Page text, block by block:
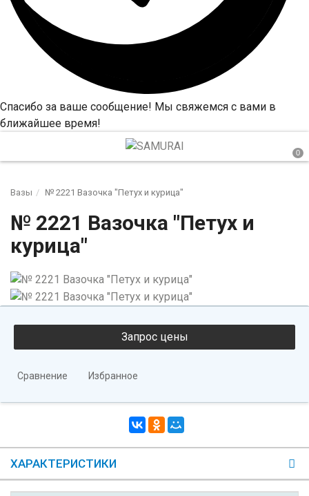
Спасибо за ваше сообщение! Мы свяжемся с вами в
ближайшее время!
Вазы № 2221 Вазочка "Петух и курица"
№ 2221 Вазочка "Петух и
курица"
Сравнение Избранное
ХАРАКТЕРИСТИКИ